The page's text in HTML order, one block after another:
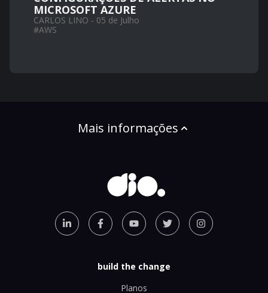
MICROSOFT AZURE
CARLOS LINO - 05 de Julho
#AWS
Mais informações
build the change
Planos